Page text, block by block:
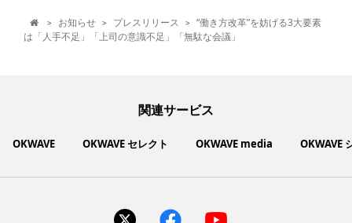
 > お知らせ > プレスリリース > “働き方改革”を妨げる3大要素
は「人手不足」「上司の意識不足」「無駄な会議」
関連サービス
OKWAVE OKWAVE セレクト OKWAVE media OKWAVE
ト
い物サイト
ス